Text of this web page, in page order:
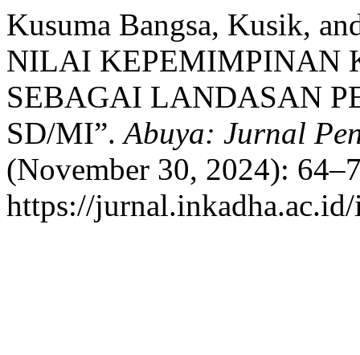
Kusuma Bangsa, Kusik,
NILAI KEPEMIMPINAN
SEBAGAI LANDASAN
SD/MI”.Abuya: Jurnal
(November 30, 2024):
https://